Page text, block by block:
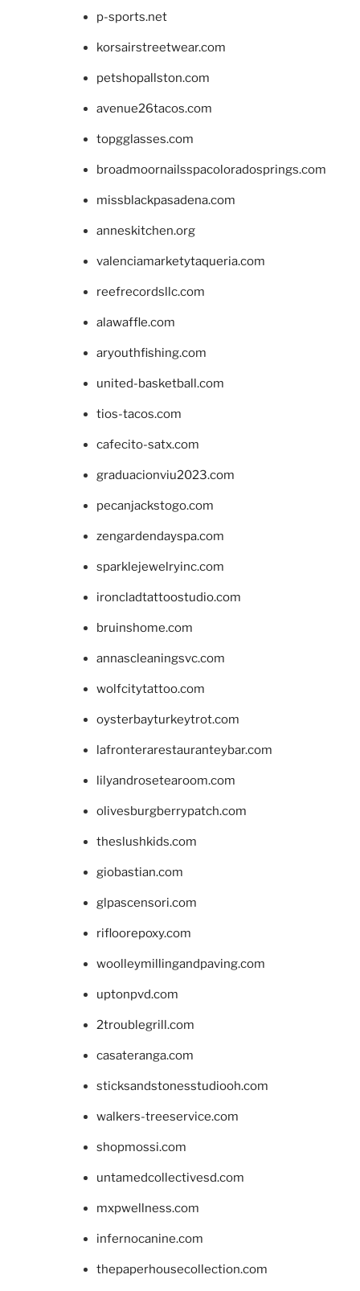
p-sports.net
korsairstreetwear.com
petshopallston.com
avenue26tacos.com
topgglasses.com
broadmoornailsspacoloradosprings.com
missblackpasadena.com
anneskitchen.org
valenciamarketytaqueria.com
reefrecordsllc.com
alawaffle.com
aryouthfishing.com
united-basketball.com
tios-tacos.com
cafecito-satx.com
graduacionviu2023.com
pecanjackstogo.com
zengardendayspa.com
sparklejewelryinc.com
ironcladtattoostudio.com
bruinshome.com
annascleaningsvc.com
wolfcitytattoo.com
oysterbayturkeytrot.com
lafronterarestauranteybar.com
lilyandrosetearoom.com
olivesburgberrypatch.com
theslushkids.com
giobastian.com
glpascensori.com
rifloorepoxy.com
woolleymillingandpaving.com
uptonpvd.com
2troublegrill.com
casateranga.com
sticksandstonesstudiooh.com
walkers-treeservice.com
shopmossi.com
untamedcollectivesd.com
mxpwellness.com
infernocanine.com
thepaperhousecollection.com